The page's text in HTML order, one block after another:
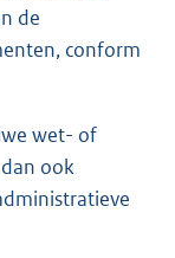
de
conform
wet- of
ook